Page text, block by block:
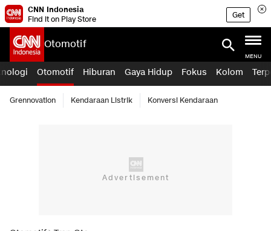
CNN Indonesia
Find it on Play Store
Get
Otomotif
MENU
Otomotif Hiburan Gaya Hidup Fokus Kolom
Grennovation Kendaraan Listrik Konversi Kendaraan